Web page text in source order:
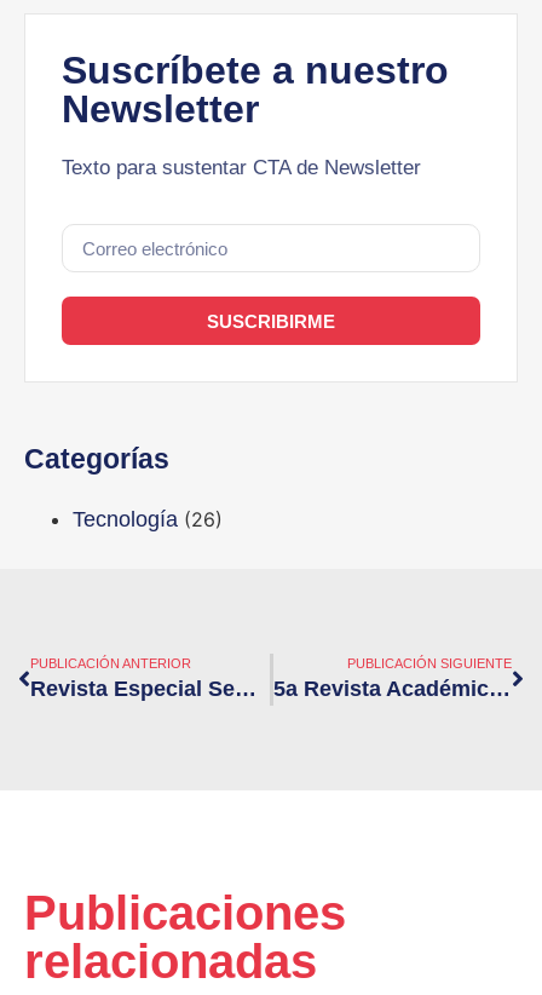
Suscríbete a nuestro
Newsletter
Texto para sustentar CTA de Newsletter
SUSCRIBIRME
Categorías
Tecnología (26)
PUBLICACIÓN ANTERIOR
Revista Especial Septiembre 2024
PUBLICACIÓN SIGUIENTE
5a Revista Académica Enero 2025
Publicaciones
relacionadas